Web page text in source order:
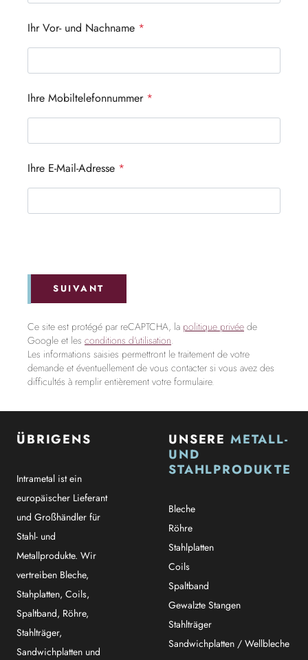
Ihr Vor- und Nachname *
Ihre Mobiltelefonnummer *
Ihre E-Mail-Adresse *
SUIVANT
Ce site est protégé par reCAPTCHA, la politique privée de
Google et les conditions d'utilisation.
Les informations saisies permettront le traitement de votre
demande et éventuellement de vous contacter si vous avez des
difficultés à remplir entièrement votre formulaire.
ÜBRIGENS
Intrametal ist ein
europäischer Lieferant
und Großhändler für
Stahl- und
Metallprodukte. Wir
vertreiben Bleche,
Stahplatten, Coils,
Spaltband, Röhre,
Stahlträger,
Sandwichplatten und
UNSERE METALL-
UND
STAHLPRODUKTE
Bleche
Röhre
Stahlplatten
Coils
Spaltband
Gewalzte Stangen
Stahlträger
Sandwichplatten / Wellbleche